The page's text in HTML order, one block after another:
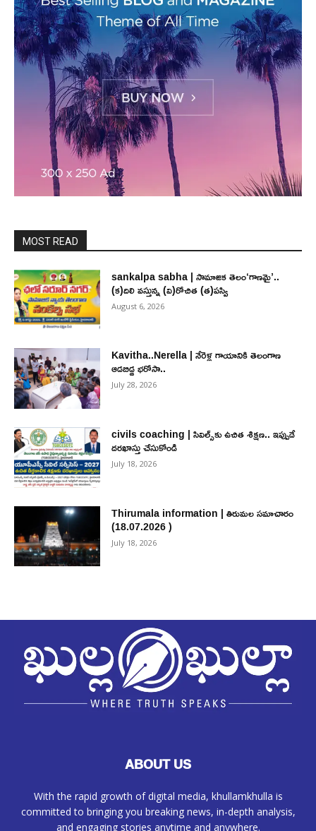
MOST READ
sankalpa sabha | సామాజిక తెలం‘గాణమై’..
(క)దిలి వస్తున్న (వి)రోచిత (త)పస్వి
August 6, 2026
Kavitha..Nerella | నేరెళ్ల గాయానికి తెలంగాణ
ఆడబిడ్డ భరోసా..
July 28, 2026
civils coaching | సివిల్స్‌కు ఉచిత శిక్ష‌ణ.. ఇప్పుడే
ద‌ర‌ఖాస్తు చేసుకోండి
July 18, 2026
Thirumala information | తిరుమల సమాచారం
(18.07.2026 )
July 18, 2026
ABOUT US
With the rapid growth of digital media, khullamkhulla is
committed to bringing you breaking news, in-depth analysis,
and engaging stories anytime and anywhere.